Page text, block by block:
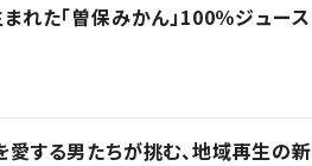
れた「曽保みかん」100％ジュース
する男たちが挑む、地域再生の新